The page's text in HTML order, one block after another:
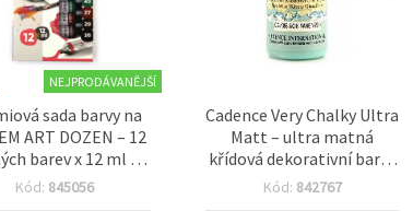
NEJPRODÁVANĚJŠÍ
sada barvy na
ART DOZEN – 12
barev x 12 ml –
odolná a
Kód: 845056
Cadence Very Chalky Ultra
Matt – ultra matná
křídová dekorativní barva
na sklo a porcelán,
Kód: 842767